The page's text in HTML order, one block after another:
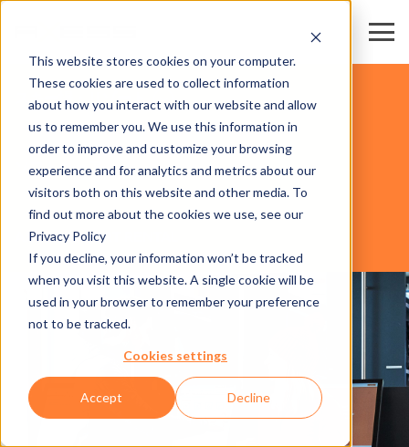
This website stores cookies on your computer.
These cookies are used to collect information
about how you interact with our website and allow
us to remember you. We use this information in
order to improve and customize your browsing
experience and for analytics and metrics about our
visitors both on this website and other media. To
find out more about the cookies we use, see our
Privacy Policy
If you decline, your information won’t be tracked
when you visit this website. A single cookie will be
used in your browser to remember your preference
not to be tracked.
Cookies settings
Accept Decline
AXESS RESORT RENTAL
ソフトウェア
スキー場・リゾート